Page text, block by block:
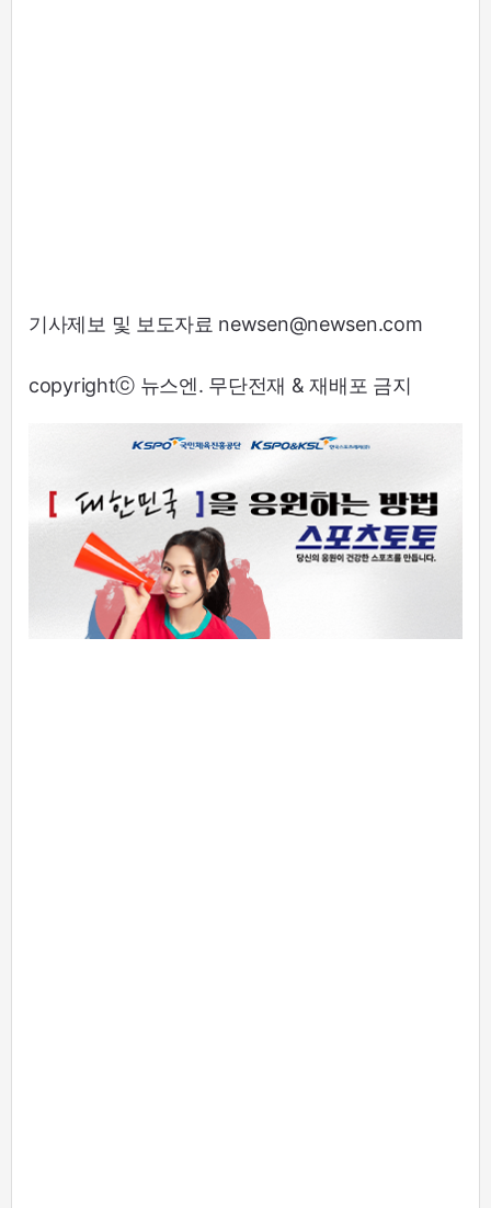
기사제보 및 보도자료 newsen@newsen.com
copyrightⓒ 뉴스엔. 무단전재 & 재배포 금지